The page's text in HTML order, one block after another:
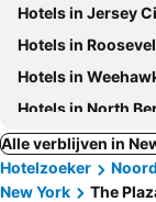
Hotels in Jersey
Hotels in
Hotels in
Hotels in North
Alle verblijven in
Hotelzoeker
New York
The